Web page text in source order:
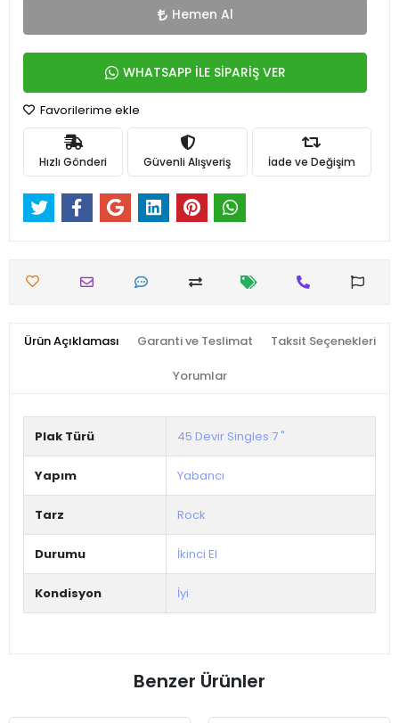
Hemen Al
WHATSAPP İLE SİPARİŞ VER
Favorilerime ekle
Hızlı Gönderi Güvenli Alışveriş İade ve Değişim
Ürün Açıklaması Garanti ve Teslimat Taksit Seçenekleri
Yorumlar
Plak Türü 45 Devir Singles 7 "
Yapım Yabancı
Tarz Rock
Durumu İkinci El
Kondisyon İyi
Benzer Ürünler